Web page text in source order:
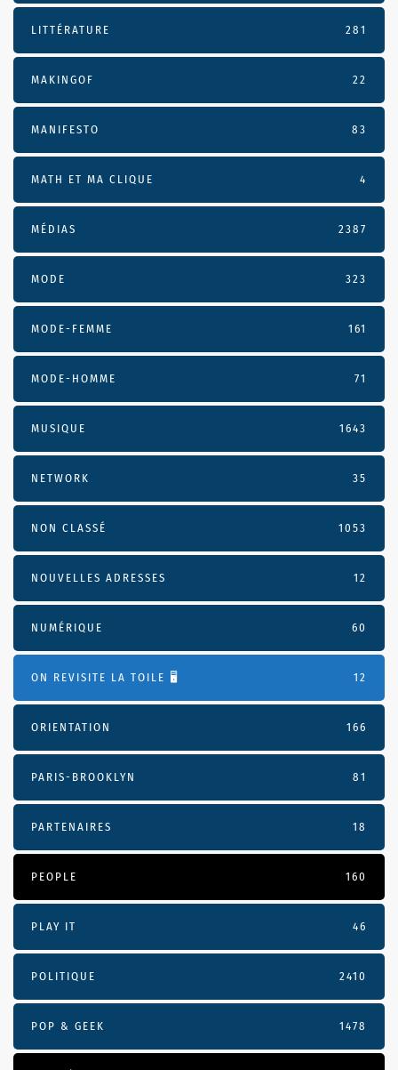
LITTÉRATURE 281
MAKINGOF 22
MANIFESTO 83
MATH ET MA CLIQUE 4
MÉDIAS 2387
MODE 323
MODE-FEMME 161
MODE-HOMME 71
MUSIQUE 1643
NETWORK 35
NON CLASSÉ 1053
NOUVELLES ADRESSES 12
NUMÉRIQUE 60
ON REVISITE LA TOILE 🖥️ 12
ORIENTATION 166
PARIS-BROOKLYN 81
PARTENAIRES 18
PEOPLE 160
PLAY IT 46
POLITIQUE 2410
POP & GEEK 1478